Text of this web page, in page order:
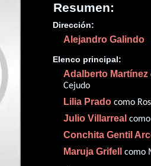
Resumen:
Dirección:
Alejandro Galindo
Elenco principal:
Adalberto Martínez
Cejudo
Lilia Prado como
Julio Villarreal como
Conchita Gentil
Maruja Grifell como